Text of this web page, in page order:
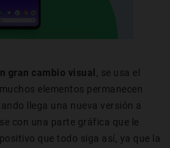
gran cambio visual
, se usa el
elementos permanecen
llega una nueva versión a
con una parte gráfica que le
que todo siga así, ya que la